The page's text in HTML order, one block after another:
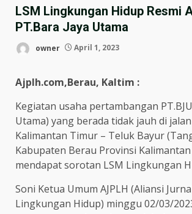
LSM Lingkungan Hidup Resmi
PT.Bara Jaya Utama
owner April 1, 2023
Ajplh.com,Berau, Kaltim :
Kegiatan usaha pertambangan
Utama) yang berada tidak jauh di
Kalimantan Timur – Teluk Bayur
Kabupaten Berau Provinsi
mendapat sorotan LSM Lingkungan
Soni Ketua Umum AJPLH (Aliansi
Lingkungan Hidup) minggu 02/03/